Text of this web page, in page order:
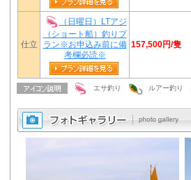
仕立
（日曜日）LTアジ
（ショート船）釣りプ
ラン※お申込み前に備
考欄必読※
157,500円/隻
エサ釣り ルアー釣り